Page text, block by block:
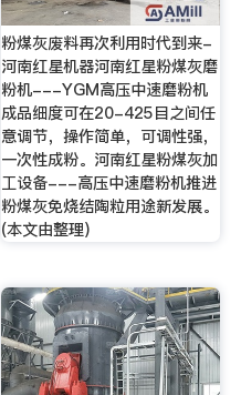
粉煤灰废料再次利用时代到来-
河南红星机器河南红星粉煤灰磨
粉机---YGM高压中速磨粉机
成品细度可在20-425目之间任
意调节，操作简单，可调性强，
一次性成粉。河南红星粉煤灰加
工设备---高压中速磨粉机推进
粉煤灰免烧结陶粒用途新发展。
(本文由整理)